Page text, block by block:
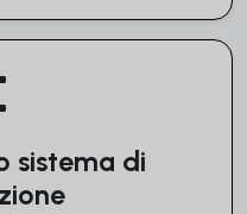
sistema di